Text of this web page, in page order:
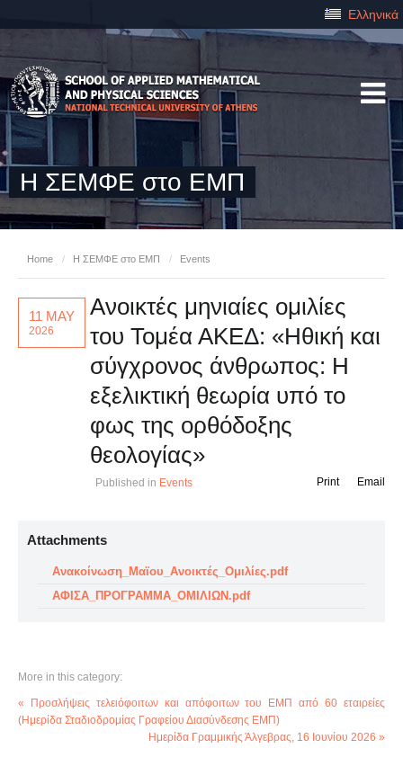
Ελληνικά
Η ΣΕΜΦΕ στο ΕΜΠ
Home / Η ΣΕΜΦΕ στο ΕΜΠ / Events
11 MAY
2026
Ανοικτές μηνιαίες ομιλίες
του Τομέα ΑΚΕΔ: «Ηθική και
σύγχρονος άνθρωπος: Η
εξελικτική θεωρία υπό το
φως της ορθόδοξης
θεολογίας»
Published in Events Email
Print
Attachments
Ανακοίνωση_Μαϊου_Ανοικτές_Ομιλίες.pdf
ΑΦΙΣΑ_ΠΡΟΓΡΑΜΜΑ_ΟΜΙΛΙΩΝ.pdf
More in this category:
« Προσλήψεις τελειόφοιτων και απόφοιτων του ΕΜΠ από 60 εταιρείες
(Ημερίδα Σταδιοδρομίας Γραφείου Διασύνδεσης ΕΜΠ)
Ημερίδα Γραμμικής Άλγεβρας, 16 Ιουνίου 2026 »